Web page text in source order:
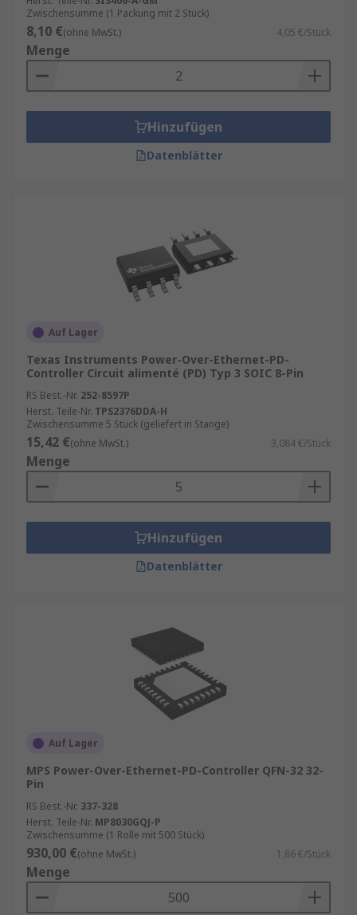
Zwischensumme (1 Packung mit 2 Stück)
8,10 €(ohne MwSt.) 4,05 €/Stück
Menge
Hinzufügen
Datenblätter
Auf Lager
Texas Instruments Power-Over-Ethernet-PD-
Controller Circuit alimenté (PD) Typ 3 SOIC 8-Pin
RS Best.-Nr. 252-8597P
Herst. Teile-Nr. TPS2376DDA-H
Zwischensumme 5 Stück (geliefert in Stange)
15,42 €(ohne MwSt.) 3,084 €/Stück
Menge
Hinzufügen
Datenblätter
Auf Lager
MPS Power-Over-Ethernet-PD-Controller QFN-32 32-
Pin
RS Best.-Nr. 337-328
Herst. Teile-Nr. MP8030GQJ-P
Zwischensumme (1 Rolle mit 500 Stück)
930,00 €(ohne MwSt.) 1,86 €/Stück
Menge